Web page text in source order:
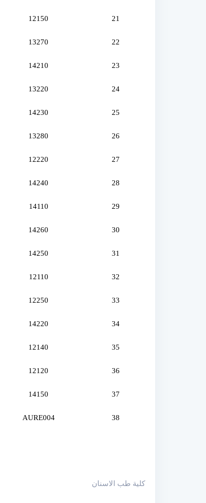
21
12150
22
13270
23
14210
24
13220
25
14230
26
13280
27
12220
28
14240
29
14110
30
14260
31
14250
32
12110
33
12250
34
14220
35
12140
36
12120
37
14150
38
AURE004
كلية طب الاسنان